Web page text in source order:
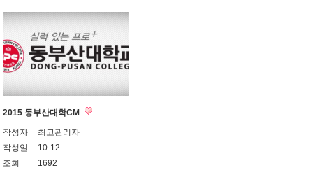
2015 동부산대학CM
작성자
최고관리자
작성일
10-12
조회
1692